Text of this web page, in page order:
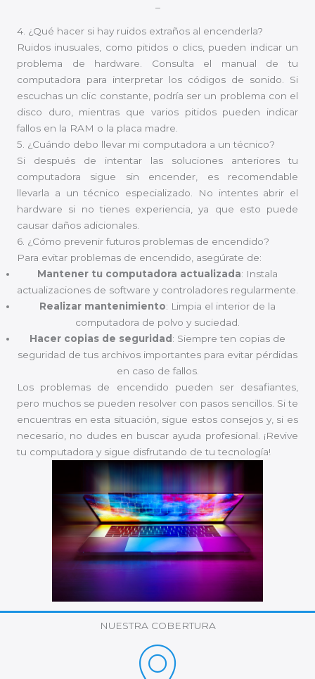
4. ¿Qué hacer si hay ruidos extraños al encenderla?
Ruidos inusuales, como pitidos o clics, pueden indicar un
problema de hardware. Consulta el manual de tu
computadora para interpretar los códigos de sonido. Si
escuchas un clic constante, podría ser un problema con el
disco duro, mientras que varios pitidos pueden indicar
fallos en la RAM o la placa madre.
5. ¿Cuándo debo llevar mi computadora a un técnico?
Si después de intentar las soluciones anteriores tu
computadora sigue sin encender, es recomendable
llevarla a un técnico especializado. No intentes abrir el
hardware si no tienes experiencia, ya que esto puede
causar daños adicionales.
6. ¿Cómo prevenir futuros problemas de encendido?
Para evitar problemas de encendido, asegúrate de:
Mantener tu computadora actualizada: Instala
actualizaciones de software y controladores regularmente.
Realizar mantenimiento: Limpia el interior de la
computadora de polvo y suciedad.
Hacer copias de seguridad : Siempre ten copias de
seguridad de tus archivos importantes para evitar pérdidas
en caso de fallos.
Los problemas de encendido pueden ser desafiantes,
pero muchos se pueden resolver con pasos sencillos. Si te
encuentras en esta situación, sigue estos consejos y, si es
necesario, no dudes en buscar ayuda profesional. ¡Revive
tu computadora y sigue disfrutando de tu tecnología!
NUESTRA COBERTURA